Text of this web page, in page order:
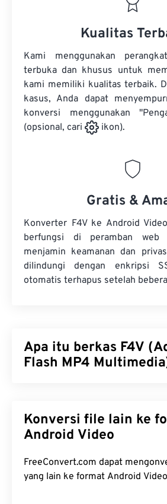
Kualitas
Kami menggunakan
terbuka dan khusus untuk
kami memiliki kualitas terbaik.
kasus, Anda dapat
konversi menggunakan
(opsional, cari
ikon).
Gratis &
Konverter F4V ke Android
berfungsi di peramban
menjamin keamanan dan
dilindungi dengan enkripsi
otomatis terhapus setelah
Apa itu berkas F4V
Flash MP4
global, sebagian besar penonton
menggunakan teknologi yang
disebut sebagai " Flash Video".
mengompresi berkas multimedia
Konversi file lain ke
Android Video
FreeConvert.com dapat
yang lain ke format Android